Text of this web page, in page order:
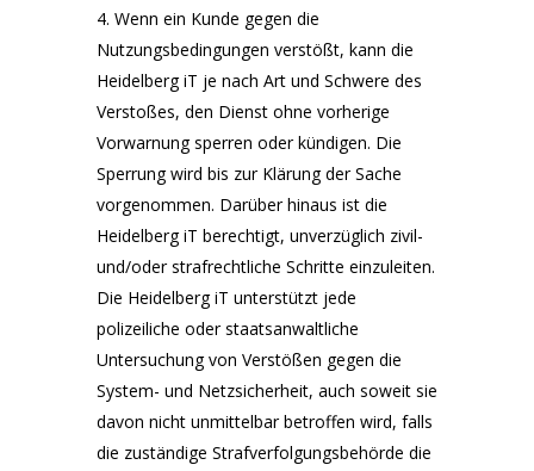
Wenn ein Kunde gegen die
Nutzungsbedingungen verstößt, kann die
Heidelberg iT je nach Art und Schwere des
Verstoßes, den Dienst ohne vorherige
Vorwarnung sperren oder kündigen. Die
Sperrung wird bis zur Klärung der Sache
vorgenommen. Darüber hinaus ist die
Heidelberg iT berechtigt, unverzüglich zivil-
und/oder strafrechtliche Schritte einzuleiten.
Die Heidelberg iT unterstützt jede
polizeiliche oder staatsanwaltliche
Untersuchung von Verstößen gegen die
System- und Netzsicherheit, auch soweit sie
davon nicht unmittelbar betroffen wird, falls
die zuständige Strafverfolgungsbehörde die